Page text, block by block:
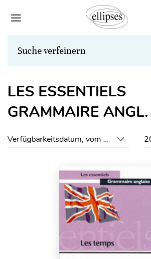
Suche verfeinern
LES ESSENTIELS
GRAMMAIRE ANGL.
Verfügbarkeitsdatum, vom neuesten zum